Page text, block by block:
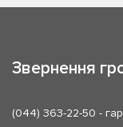
Звернення
(044) 363-22-50 -